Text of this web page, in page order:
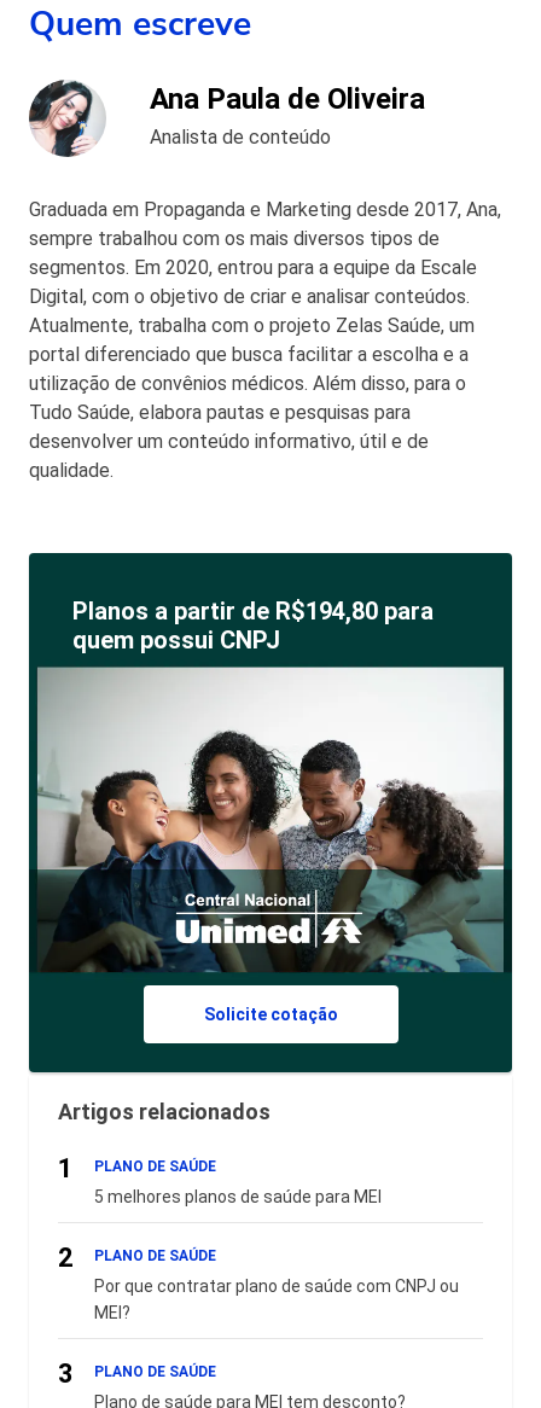
Quem escreve
Ana Paula de Oliveira
Analista de conteúdo
Graduada em Propaganda e Marketing desde 2017, Ana,
sempre trabalhou com os mais diversos tipos de
segmentos. Em 2020, entrou para a equipe da Escale
Digital, com o objetivo de criar e analisar conteúdos.
Atualmente, trabalha com o projeto Zelas Saúde, um
portal diferenciado que busca facilitar a escolha e a
utilização de convênios médicos. Além disso, para o
Tudo Saúde, elabora pautas e pesquisas para
desenvolver um conteúdo informativo, útil e de
qualidade.
Planos a partir de R$194,80 para
quem possui CNPJ
Solicite cotação
Artigos relacionados
1 PLANO DE SAÚDE
5 melhores planos de saúde para MEI
2 PLANO DE SAÚDE
Por que contratar plano de saúde com CNPJ ou
MEI?
3 PLANO DE SAÚDE
Plano de saúde para MEI tem desconto?